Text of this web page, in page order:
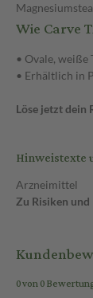
Wie Carve
• Ovale, weiße
• Erhältlich in
Löse jetzt dein
Hinweistexte
Arzneimittel
Zu Risiken
0 von 0